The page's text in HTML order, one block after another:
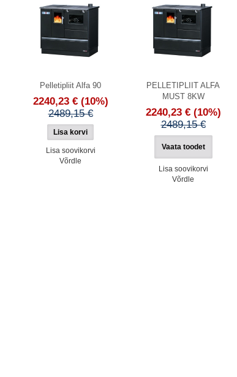
Pelletipliit Alfa 90
2240,23 € (10%)
2489,15 €
Lisa soovikorvi
Võrdle
PELLETIPLIIT ALFA
MUST 8KW
2240,23 € (10%)
2489,15 €
Vaata toodet
Lisa soovikorvi
Võrdle